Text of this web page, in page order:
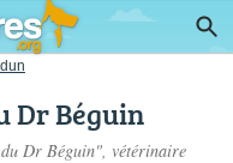
Dr Béguin
Dr Béguin", vétérinaire